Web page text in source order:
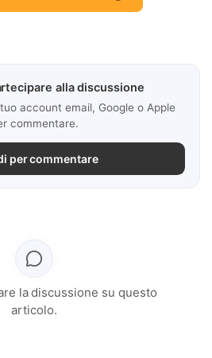
alla discussione
account email, Google o Apple
commentare.
per commentare
la discussione su questo
articolo.